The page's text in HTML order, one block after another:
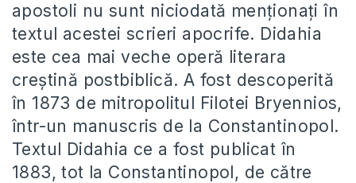
apostoli nu sunt niciodată menționați în
textul acestei scrieri apocrife. Didahia
este cea mai veche operă literara
creștină postbiblică. A fost descoperită
în 1873 de mitropolitul Filotei Bryennios,
într-un manuscris de la Constantinopol.
Textul Didahia ce a fost publicat în
1883, tot la Constantinopol, de către